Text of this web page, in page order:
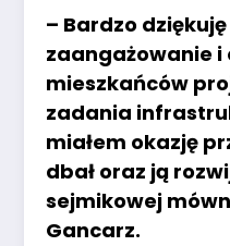
– Bardzo
zaangażowanie i
mieszkańców
zadania
miałem okazję
dbał oraz ją
sejmikowej
Gancarz.